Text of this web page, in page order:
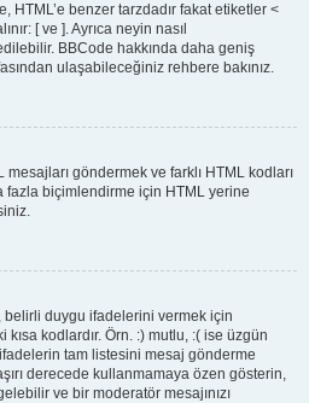
HTML’e benzer tarzdadır fakat etiketler <
[ ve ]. Ayrıca neyin nasıl
BBCode hakkında daha geniş
ulaşabileceğiniz rehbere bakınız.
göndermek ve farklı HTML kodları
fazla biçimlendirme için HTML yerine
belirli duygu ifadelerini vermek için
kodlardır. Örn. :) mutlu, :( ise üzgün
tam listesini mesaj gönderme
derecede kullanmamaya özen gösterin,
ve bir moderatör mesajınızı